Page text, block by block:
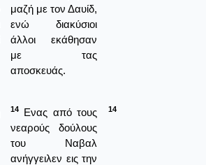
μαζή με τον Δαυίδ,
ενώ διακύσιοι
άλλοι εκάθησαν
με τας
αποσκευάς.
14
Ενας από τους
νεαρούς δούλους
του Ναβαλ
ανήγγειλεν εις την
14